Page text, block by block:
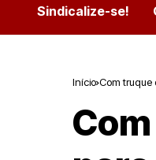
Sindicalize-se!
Início Com truque